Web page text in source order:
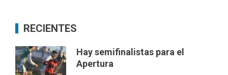
RECIENTES
Hay semifinalistas para el
Apertura